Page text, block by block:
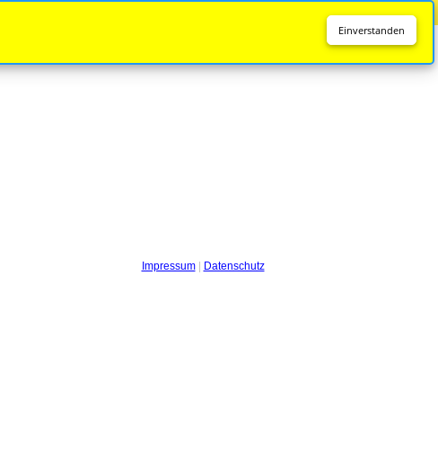
Impressum| Datenschutz
Einverstanden